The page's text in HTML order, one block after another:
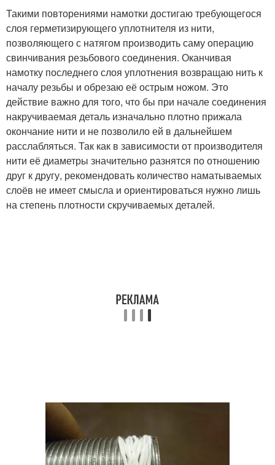
Такими повторениями намотки достигаю требующегося
слоя герметизирующего уплотнителя из нити,
позволяющего с натягом производить саму операцию
свинчивания резьбового соединения. Оканчивая
намотку последнего слоя уплотнения возвращаю нить к
началу резьбы и обрезаю её острым ножом. Это
действие важно для того, что бы при начале соединения
накручиваемая деталь изначально плотно прижала
окончание нити и не позволило ей в дальнейшем
расслабляться. Так как в зависимости от производителя
нити её диаметры значительно разнятся по отношению
друг к другу, рекомендовать количество наматываемых
слоёв не имеет смысла и ориентироваться нужно лишь
на степень плотности скручиваемых деталей.